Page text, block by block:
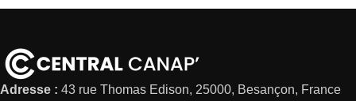
Adresse : 43 rue Thomas Edison, 25000, Besançon, France